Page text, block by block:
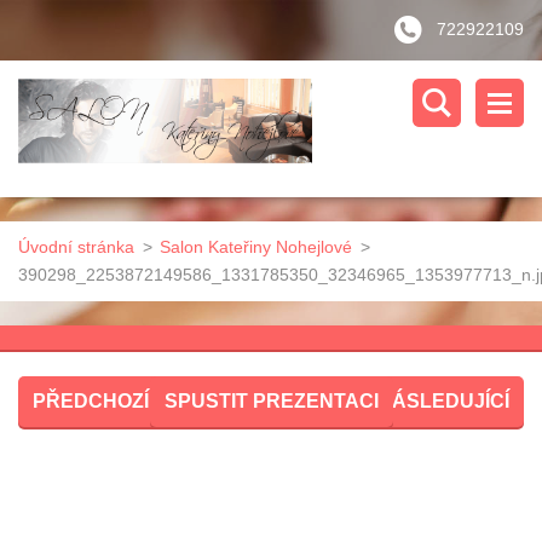
722922109
Úvodní stránka > Salon Kateřiny Nohejlové >
PŘEDCHOZÍ SPUSTIT PREZENTACI NÁSLEDUJÍCÍ